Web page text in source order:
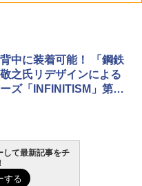
中に装着可能！ 「鋼鉄
之氏リデザインによる
ズ「INFINITISM」第4
して最新記事をチ